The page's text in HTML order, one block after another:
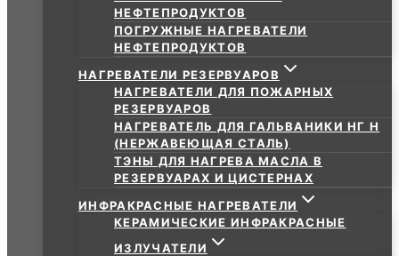
НЕФТЕПРОДУКТОВ
ПОГРУЖНЫЕ НАГРЕВАТЕЛИ
НЕФТЕПРОДУКТОВ
НАГРЕВАТЕЛИ РЕЗЕРВУАРОВ
НАГРЕВАТЕЛИ ДЛЯ ПОЖАРНЫХ
РЕЗЕРВУАРОВ
НАГРЕВАТЕЛЬ ДЛЯ ГАЛЬВАНИКИ НГ Н
(НЕРЖАВЕЮЩАЯ СТАЛЬ)
ТЭНЫ ДЛЯ НАГРЕВА МАСЛА В
РЕЗЕРВУАРАХ И ЦИСТЕРНАХ
ИНФРАКРАСНЫЕ НАГРЕВАТЕЛИ
КЕРАМИЧЕСКИЕ ИНФРАКРАСНЫЕ
ИЗЛУЧАТЕЛИ